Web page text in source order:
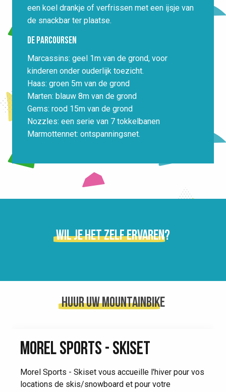
een koel drankje of verfrissen met een ijsje van
de snackbar ter plaatse.
De parcoursen
Marcassins: geel 1m van de grond, voor
kinderen onder ouderlijk toezicht.
Haas: groen 5m van de grond
Marten: blauw 8m van de grond
Gems: rood 15m van de grond
Nozzles: een serie van 7 tokkelbanen
Marmottennet: ontspanningsnet.
Wil je het zelf ervaren?
Huur uw mountainbike
MOREL SPORTS - SKISET
Morel Sports - Skiset vous accueille l'hiver pour vos
locations de skis/snowboard et pour votre